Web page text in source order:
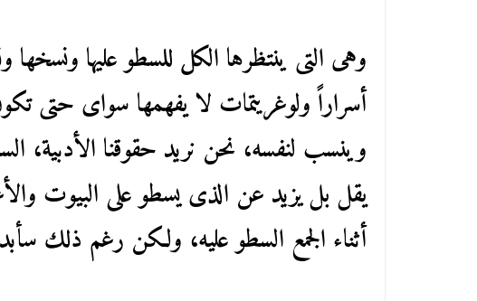
وهى التى ينتظرها الكل للسطو عليها
أسراراً ولوغريتمات لا يفهمها سواى حتى
وينسب لنفسه، نحن نريد حقوقنا الأدبية،
يقل بل يزيد عن الذى يسطو على البيوت
أثناء الجمع السطو عليه، ولكن رغم ذلك